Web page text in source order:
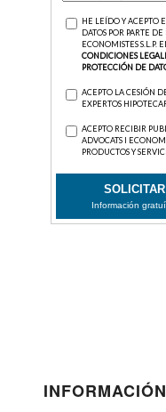
INFORMACIÓN